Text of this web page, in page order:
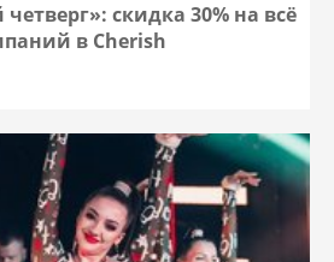
скидка 30% на всё
в Cherish